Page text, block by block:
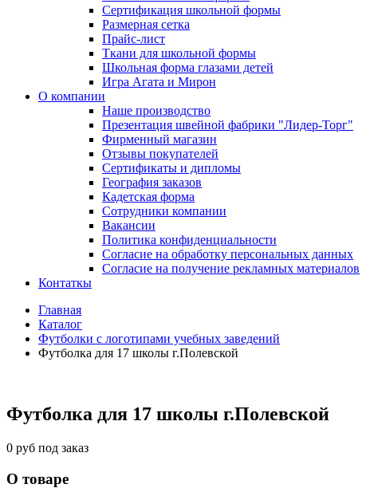
Сертификация школьной формы
Размерная сетка
Прайс-лист
Ткани для школьной формы
Школьная форма глазами детей
Игра Агата и Мирон
О компании
Наше производство
Презентация швейной фабрики "Лидер-Торг"
Фирменный магазин
Отзывы покупателей
Сертификаты и дипломы
География заказов
Кадетская форма
Сотрудники компании
Вакансии
Политика конфиденциальности
Согласие на обработку персональных данных
Согласие на получение рекламных материалов
Контаткы
Главная
Каталог
Футболки с логотипами учебных заведений
Футболка для 17 школы г.Полевской
Футболка для 17 школы г.Полевской
0 руб под заказ
О товаре